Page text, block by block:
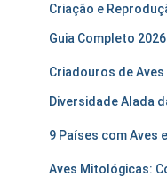
Criação e
Guia Completo 2026
Criadouros de Aves
Diversidade Alada
9 Países com Aves
Aves Mitológicas: